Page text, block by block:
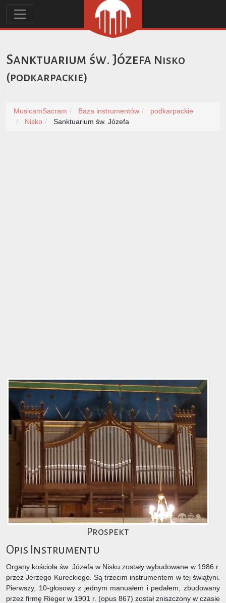
Sanktuarium św. Józefa Nisko
(podkarpackie)
MusicamSacram Baza instrumentów
podkarpackie
Nisko
Sanktuarium św. Józefa
Prospekt
Opis Instrumentu
Organy kościoła św. Józefa w Nisku zostały wybudowane w 1986 r.
przez Jerzego Kureckiego. Są trzecim instrumentem w tej świątyni.
Pierwszy, 10-głosowy z jednym manuałem i pedałem, zbudowany
przez firmę Rieger w 1901 r. (opus 867) został zniszczony w czasie